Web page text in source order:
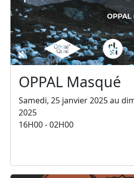
OPPAL Masqué
Samedi, 25 janvier 2025 au
2025
16H00 - 02H00